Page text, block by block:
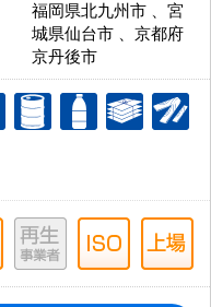
福岡県北九州市 、宮
城県仙台市 、京都府
京丹後市